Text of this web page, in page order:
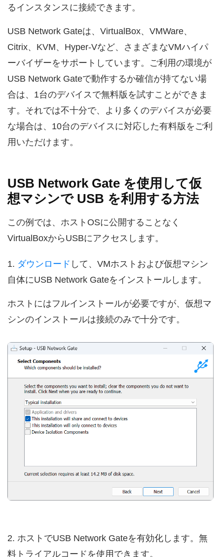
るインスタンスに接続できます。
USB Network Gateは、VirtualBox、VMWare、
Citrix、KVM、Hyper-Vなど、さまざまなVMハイパ
ーバイザーをサポートしています。ご利用の環境が
USB Network Gateで動作するか確信が持てない場
合は、1台のデバイスで無料版を試すことができま
す。それでは不十分で、より多くのデバイスが必要
な場合は、10台のデバイスに対応した有料版をご利
用いただけます。
USB Network Gate を使用して仮
想マシンで USB を利用する方法
この例では、ホストOSに公開することなく
VirtualBoxからUSBにアクセスします。
1. ダウンロード して、VMホストおよび仮想マシン
自体にUSB Network Gateをインストールします。
ホストにはフルインストールが必要ですが、仮想マ
シンのインストールは接続のみで十分です。
2. ホストでUSB Network Gateを有効化します。無
料トライアルコードを使用できます。